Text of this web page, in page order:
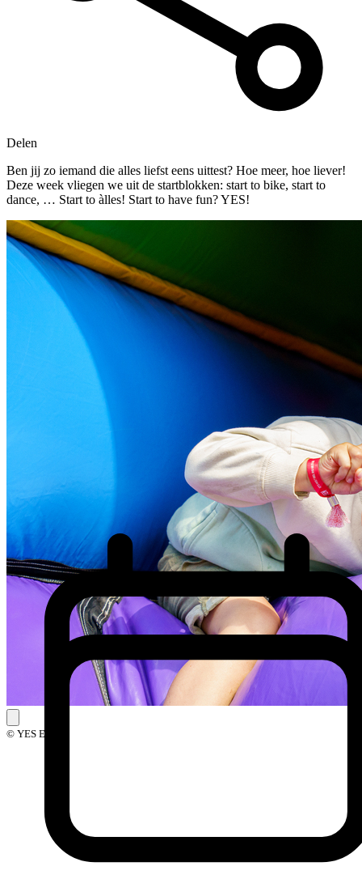
Delen
Ben jij zo iemand die alles liefst eens uittest? Hoe meer, hoe liever!
Deze week vliegen we uit de startblokken: start to bike, start to
dance, … Start to àlles! Start to have fun? YES!
© YES Events